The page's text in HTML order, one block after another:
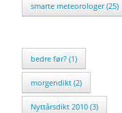
smarte meteorologer (25)
bedre før? (1)
morgendikt (2)
Nyttårsdikt 2010 (3)